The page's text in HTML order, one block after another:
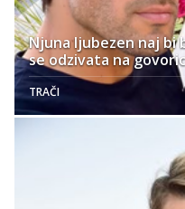
Njuna ljubezen naj
se odzivata na
TRAČI